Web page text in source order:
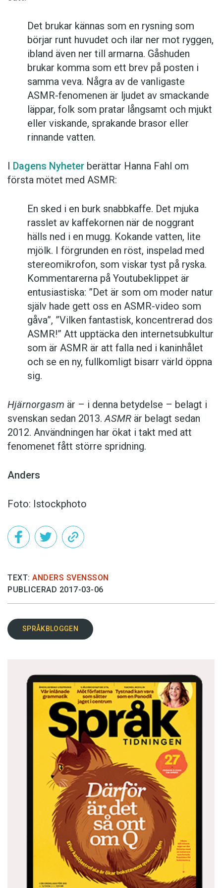
Det brukar kännas som en rysning som
börjar runt huvudet och ilar ner mot ryggen,
ibland även ner till armarna. Gåshuden
brukar komma som ett brev på posten i
samma veva. Några av de vanligaste
ASMR-fenomenen är ljudet av smackande
läppar, folk som pratar långsamt och mjukt
eller viskande, sprakande brasor eller
rinnande vatten.
I Dagens Nyheter berättar Hanna Fahl om
första mötet med ASMR:
En sked i en burk snabbkaffe. Det mjuka
rasslet av kaffekornen när de noggrant
hälls ned i en mugg. Kokande vatten, lite
mjölk. I förgrunden en röst, inspelad med
stereo­mikrofon, som viskar tyst på ryska.
Kommentarerna på Youtube­klippet är
entusiastiska: ”Det är som om moder natur
själv hade gett oss en ASMR-video som
gåva”, ”Vilken fantastisk, koncentrerad dos
ASMR!” Att upptäcka den internetsubkultur
som är ASMR är att falla ned i kaninhålet
och se en ny, fullkomligt bisarr värld öppna
sig.
Hjärnorgasm är – i denna betydelse – belagt i
svenskan sedan 2013. ASMR är belagt sedan
2012. Användningen har ökat i takt med att
fenomenet fått större spridning.
Anders
Foto: Istockphoto
TEXT: ANDERS SVENSSON
PUBLICERAD 2017-03-06
SPRÅKBLOGGEN